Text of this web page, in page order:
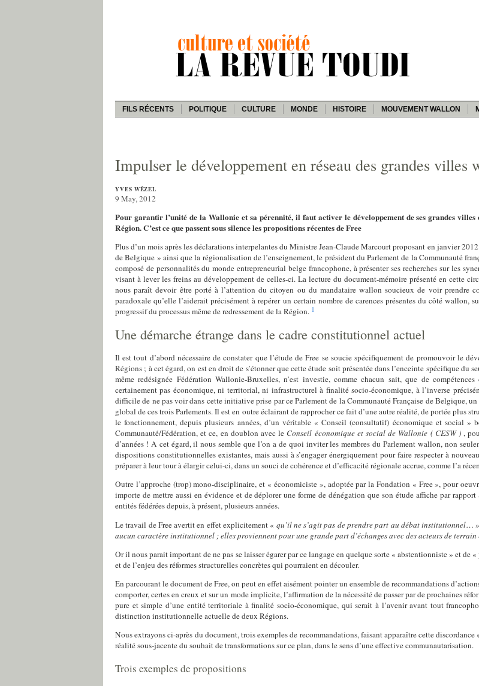
FILS RÉCENTS POLITIQUE CULTURE MONDE HISTOIRE MOUVEMENT WALLON
Impulser le développement en réseau des grandes villes
YVES WÉZEL
9 May, 2012
Pour garantir l’unité de la Wallonie et sa pérennité, il faut activer le développement de ses grandes villes
Région. C’est ce que passent sous silence les propositions récentes de Free
Plus d’un mois après les déclarations interpelantes du Ministre Jean-Claude Marcourt proposant en janvier
de Belgique » ainsi que la régionalisation de l’enseignement, le président du Parlement de la Communauté
composé de personnalités du monde entrepreneurial belge francophone, à présenter ses recherches sur les
visant à lever les freins au développement de celles-ci. La lecture du document-mémoire présenté en cette
nous paraît devoir être porté à l’attention du citoyen ou du mandataire wallon soucieux de voir prendre
paradoxale qu’elle l’aiderait précisément à repérer un certain nombre de carences présentes du côté wallon,
progressif du processus même de redressement de la Région. 1
Une démarche étrange dans le cadre constitutionnel actuel
Il est tout d’abord nécessaire de constater que l’étude de Free se soucie spécifiquement de promouvoir le
Régions ; à cet égard, on est en droit de s’étonner que cette étude soit présentée dans l’enceinte spécifique du
même redésignée Fédération Wallonie-Bruxelles, n’est investie, comme chacun sait, que de
certainement pas économique, ni territorial, ni infrastructurel à finalité socio-économique, à l’inverse
difficile de ne pas voir dans cette initiative prise par ce Parlement de la Communauté Française de Belgique,
global de ces trois Parlements. Il est en outre éclairant de rapprocher ce fait d’une autre réalité, de portée plus
le fonctionnement, depuis plusieurs années, d’un véritable « Conseil (consultatif) économique et social
Communauté/Fédération, et ce, en doublon avec le Conseil économique et social de Wallonie ( CESW ),
d’années ! A cet égard, il nous semble que l’on a de quoi inviter les membres du Parlement wallon, non
dispositions constitutionnelles existantes, mais aussi à s’engager énergiquement pour faire respecter à
préparer à leur tour à élargir celui-ci, dans un souci de cohérence et d’efficacité régionale accrue, comme l’a
Outre l’approche (trop) mono-disciplinaire, et « économiciste », adoptée par la Fondation « Free », pour
importe de mettre aussi en évidence et de déplorer une forme de dénégation que son étude affiche par
entités fédérées depuis, à présent, plusieurs années.
Le travail deFreeavertit en effet explicitement « qu’il ne s’agit pas de prendre part au débat institutionnel…
aucun caractère institutionnel ;elles proviennent pour une grande part d’échanges avecdes acteurs de
Or il nous parait important de ne pas se laisser égarer par ce langage en quelque sorte « abstentionniste » et de
et de l’enjeu des réformes structurelles concrètes qui pourraient en découler.
En parcourant le document deFree, on peut en effet aisément pointer un ensemble de recommandations
comporter, certes en creux et sur un mode implicite, l’affirmation de la nécessité de passer par de prochaines
pure et simple d’une entité territoriale à finalité socio-économique, qui serait à l’avenir avant tout
distinction institutionnelle actuelle de deux Régions.
Nous extrayons ci-après du document,trois exemples de recommandations,faisant apparaîtrecette
réalité sous-jacentedu souhait de transformations sur ce plan, dans le sens d’une effective communautarisation.
Trois exemples de propositions